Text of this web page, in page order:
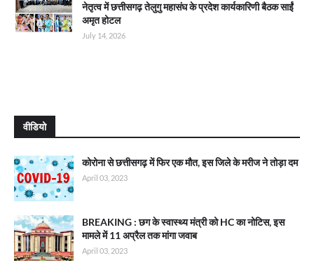
नेतृत्व में छत्तीसगढ़ तेलुगु महासंघ के प्रदेश कार्यकारिणी बैठक साईं
अमृत होटल
July 14, 2026
वीडियो
कोरोना से छत्तीसगढ़ में फिर एक मौत, इस जिले के मरीज ने तोड़ा दम
April 03, 2023
BREAKING : छग के स्वास्थ्य मंत्री को HC का नोटिस, इस
मामले में 11 अप्रैल तक मांगा जवाब
April 03, 2023